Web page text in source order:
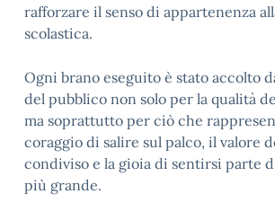
rafforzare il senso di appartenenza
scolastica.
Ogni brano eseguito è stato accolto
del pubblico non solo per la qualità
ma soprattutto per ciò che
coraggio di salire sul palco, il valore
condiviso e la gioia di sentirsi parte
più grande.